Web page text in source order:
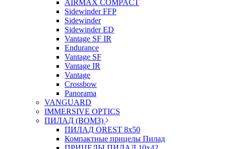
AIRMAX COMPACT
Sidewinder FFP
Sidewinder
Sidewinder ED
Vantage SF IR
Endurance
Vantage SF
Vantage IR
Vantage
Crossbow
Panorama
VANGUARD
IMMERSIVE OPTICS
ПИЛАД (ВОМЗ)
ПИЛАД OREST 8х50
Компактные прицелы Пилад